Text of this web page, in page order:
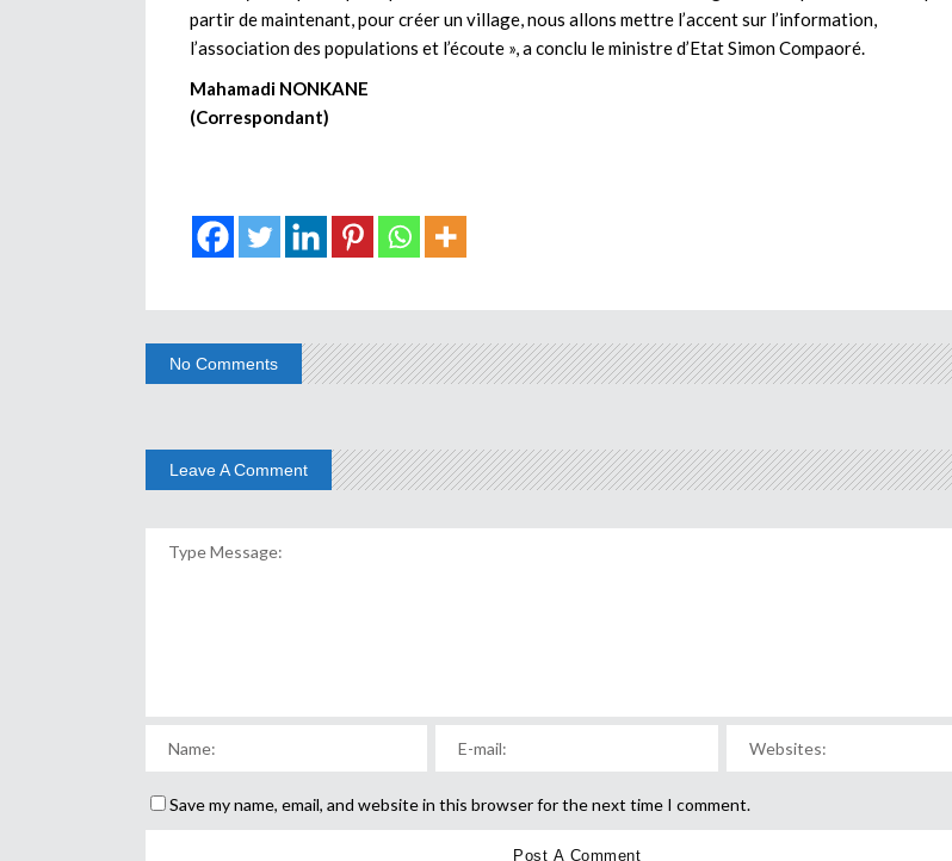
partir de maintenant, pour créer un village, nous allons mettre l’accent sur l’information,
l’association des populations et l’écoute », a conclu le ministre d’Etat Simon Compaoré.
Mahamadi NONKANE
(Correspondant)
No Comments
Leave A Comment
Save my name, email, and website in this browser for the next time I comment.